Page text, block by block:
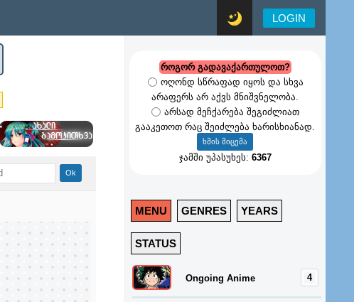
LOGIN
როგორ გადავაქართულოთ?
ოღონდ სწრაფად იყოს და სხვა
არაფერს არ აქვს მნიშვნელობა.
არსად მეჩქარება შეგიძლიათ
გააკეთოთ რაც შეიძლება ხარისხიანად.
ჯამში უპასუხეს: 6367
MENU GENRES YEARS
STATUS
4
Ongoing Anime